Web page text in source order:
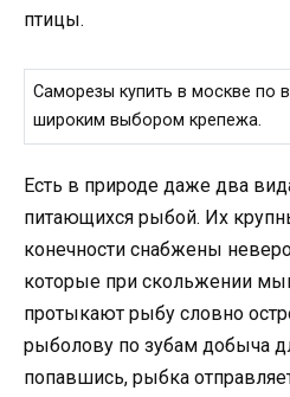
птицы.
Саморезы купить в москве по
широким выбором крепежа.
Есть в природе даже два
питающихся рыбой. Их
конечности снабжены
которые при скольжении
протыкают рыбу словно
рыболову по зубам добыча
попавшись, рыбка